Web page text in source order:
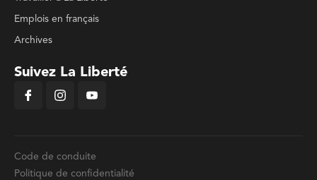
Emplois en français
Archives
Suivez La Liberté
Code de conduite
Politique de confidentialité